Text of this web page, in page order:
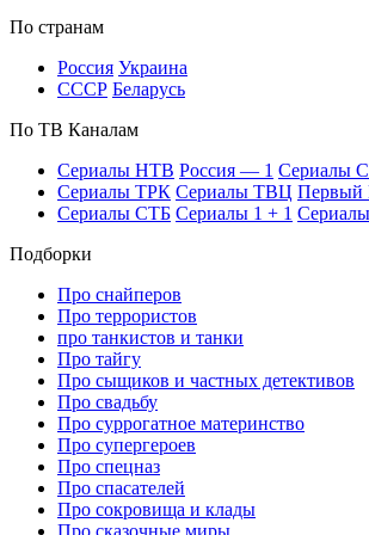
По стра­нам
Рос­сия Ук­раи­на
СССР Бе­ла­русь
По ТВ Ка­на­лам
Се­риа­лы НТВ Рос­сия — 1 Се­риа­лы
Се­риа­лы ТРК Се­риа­лы ТВЦ Пер­вый
Се­риа­лы СТБ Се­риа­лы 1 + 1
Подборки
Про снайперов
Про террористов
про танкистов и танки
Про тайгу
Про сыщиков и частных детективов
Про свадьбу
Про суррогатное материнство
Про супергероев
Про спецназ
Про спасателей
Про сокровища и клады
Про сказочные миры